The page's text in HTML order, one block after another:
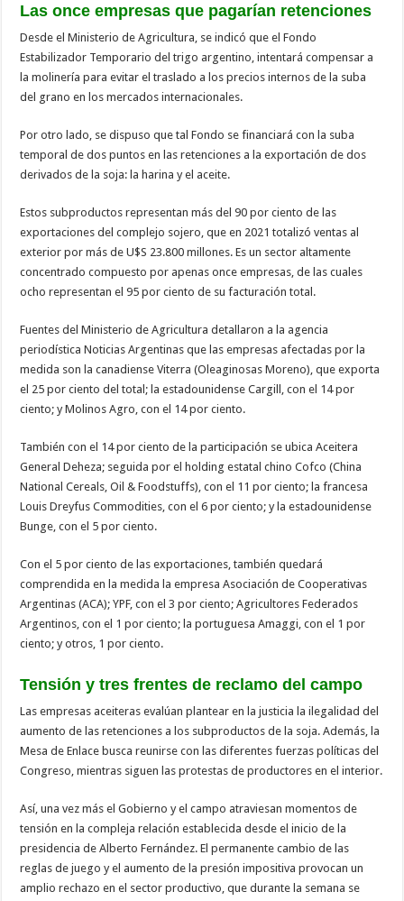
Las once empresas que pagarían retenciones
Desde el Ministerio de Agricultura, se indicó que el Fondo
Estabilizador Temporario del trigo argentino, intentará compensar a
la molinería para evitar el traslado a los precios internos de la suba
del grano en los mercados internacionales.
Por otro lado, se dispuso que tal Fondo se financiará con la suba
temporal de dos puntos en las retenciones a la exportación de dos
derivados de la soja: la harina y el aceite.
Estos subproductos representan más del 90 por ciento de las
exportaciones del complejo sojero, que en 2021 totalizó ventas al
exterior por más de U$S 23.800 millones. Es un sector altamente
concentrado compuesto por apenas once empresas, de las cuales
ocho representan el 95 por ciento de su facturación total.
Fuentes del Ministerio de Agricultura detallaron a la agencia
periodística Noticias Argentinas que las empresas afectadas por la
medida son la canadiense Viterra (Oleaginosas Moreno), que exporta
el 25 por ciento del total; la estadounidense Cargill, con el 14 por
ciento; y Molinos Agro, con el 14 por ciento.
También con el 14 por ciento de la participación se ubica Aceitera
General Deheza; seguida por el holding estatal chino Cofco (China
National Cereals, Oil & Foodstuffs), con el 11 por ciento; la francesa
Louis Dreyfus Commodities, con el 6 por ciento; y la estadounidense
Bunge, con el 5 por ciento.
Con el 5 por ciento de las exportaciones, también quedará
comprendida en la medida la empresa Asociación de Cooperativas
Argentinas (ACA); YPF, con el 3 por ciento; Agricultores Federados
Argentinos, con el 1 por ciento; la portuguesa Amaggi, con el 1 por
ciento; y otros, 1 por ciento.
Tensión y tres frentes de reclamo del campo
Las empresas aceiteras evalúan plantear en la justicia la ilegalidad del
aumento de las retenciones a los subproductos de la soja. Además, la
Mesa de Enlace busca reunirse con las diferentes fuerzas políticas del
Congreso, mientras siguen las protestas de productores en el interior.
Así, una vez más el Gobierno y el campo atraviesan momentos de
tensión en la compleja relación establecida desde el inicio de la
presidencia de Alberto Fernández. El permanente cambio de las
reglas de juego y el aumento de la presión impositiva provocan un
amplio rechazo en el sector productivo, que durante la semana se